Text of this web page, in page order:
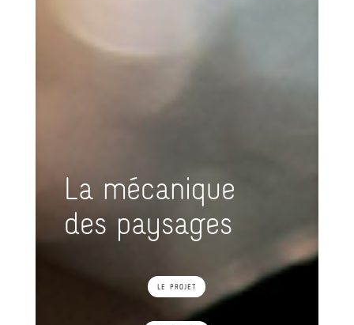
La mécanique
des paysages
le projet